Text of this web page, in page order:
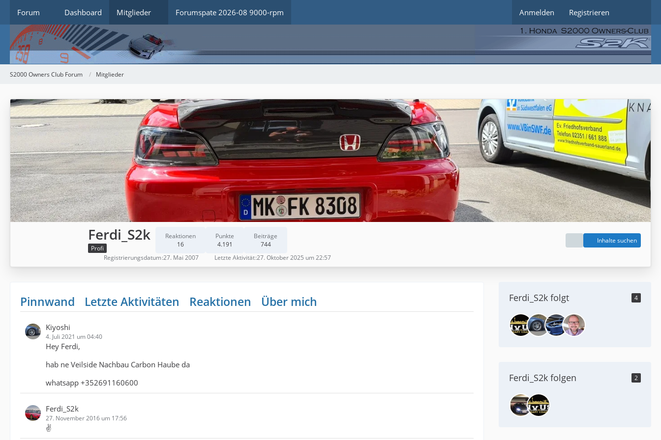
Forum Dashboard Mitglieder Forumspate 2026-08 9000-rpm Anmelden Registrieren
S2000 Owners Club Forum Mitglieder
Ferdi_S2k
Profi
Reaktionen
16
Punkte
4.191
Beiträge
744
Inhalte suchen
Registrierungsdatum 27. Mai 2007 Letzte Aktivität 27. Oktober 2025 um 22:57
Pinnwand Letzte Aktivitäten Reaktionen Über mich
Kiyoshi
4. Juli 2021 um 04:40
Hey Ferdi,
hab ne Veilside Nachbau Carbon Haube da
whatsapp +352691160600
Ferdi_S2k
27. November 2016 um 17:56
✌
Ferdi_S2k folgt 4
Ferdi_S2k folgen 2